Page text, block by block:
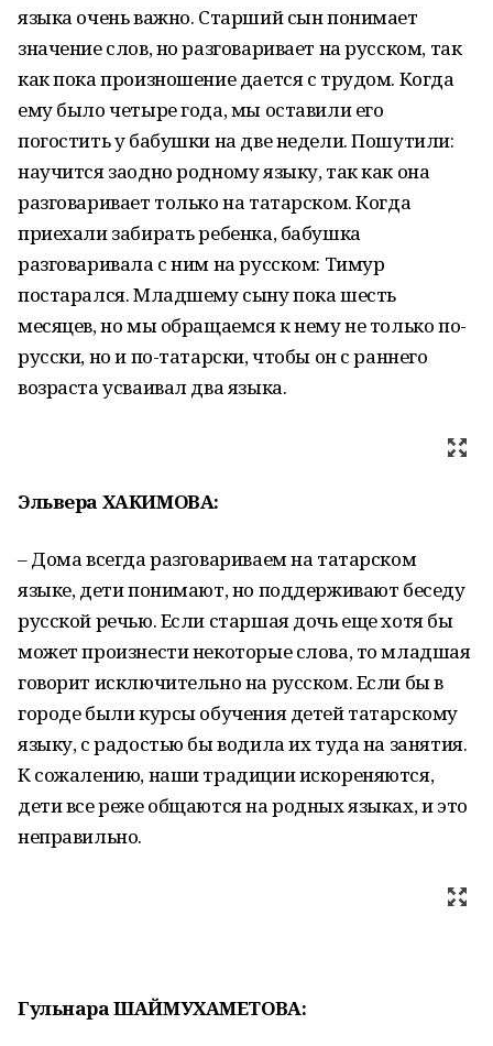
языка очень важно. Старший сын понимает
значение слов, но разговаривает на русском, так
как пока произношение дается с трудом. Когда
ему было четыре года, мы оставили его
погостить у бабушки на две недели. Пошутили:
научится заодно родному языку, так как она
разговаривает только на татарском. Когда
приехали забирать ребенка, бабушка
разговаривала с ним на русском: Тимур
постарался. Младшему сыну пока шесть
месяцев, но мы обращаемся к нему не только по-
русски, но и по-татарски, чтобы он с раннего
возраста усваивал два языка.
Эльвера ХАКИМОВА:
– Дома всегда разговариваем на татарском
языке, дети понимают, но поддерживают беседу
русской речью. Если старшая дочь еще хотя бы
может произнести некоторые слова, то младшая
говорит исключительно на русском. Если бы в
городе были курсы обучения детей татарскому
языку, с радостью бы водила их туда на занятия.
К сожалению, наши традиции искореняются,
дети все реже общаются на родных языках, и это
неправильно.
Гульнара ШАЙМУХАМЕТОВА: